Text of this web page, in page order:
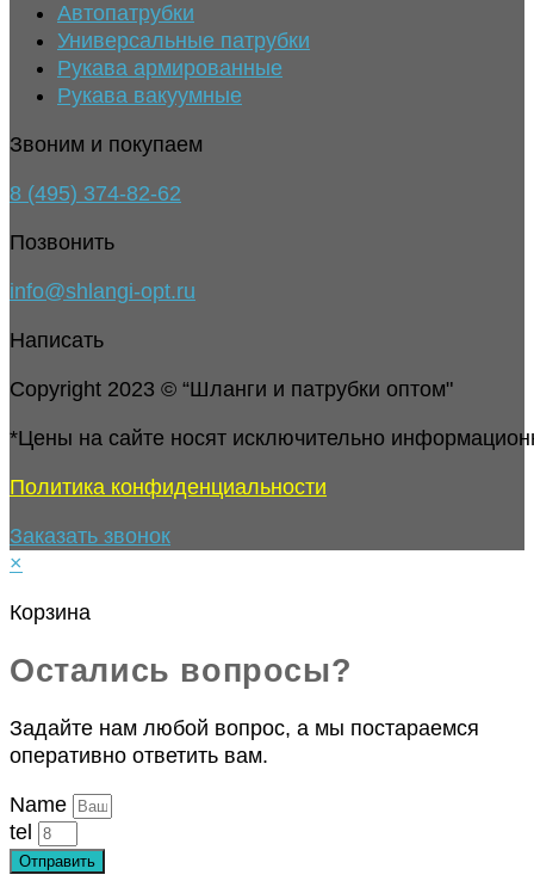
Автопатрубки
Универсальные патрубки
Рукава армированные
Рукава вакуумные
Звоним и покупаем
8 (495) 374-82-62
Позвонить
info@shlangi-opt.ru
Написать
Copyright 2023 © “Шланги и патрубки оптом"
*Цены на сайте носят исключительно
Политика конфиденциальности
Заказать звонок
×
Корзина
Остались вопросы?
Задайте нам любой вопрос, а мы постараемся
оперативно ответить вам.
Name
tel
Отправить